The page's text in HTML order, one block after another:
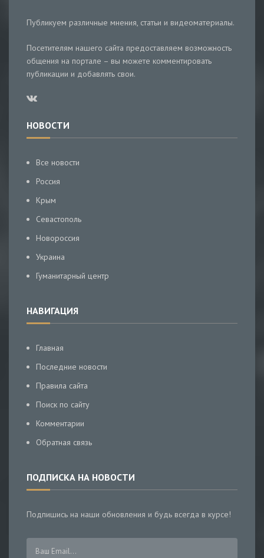
Публикуем различные мнения, статьи и видеоматериалы.
Посетителям нашего сайта предоставляем возможность
общения на портале – вы можете комментировать
публикации и добавлять свои.
НОВОСТИ
Все новости
Россия
Крым
Севастополь
Новороссия
Украина
Гуманитарный центр
НАВИГАЦИЯ
Главная
Последние новости
Правила сайта
Поиск по сайту
Комментарии
Обратная связь
ПОДПИСКА НА НОВОСТИ
Подпишись на наши обновления и будь всегда в курсе!